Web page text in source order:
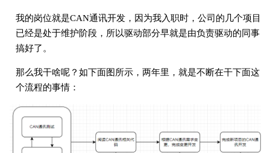
我的岗位就是CAN通讯开发，因为我入职时，公司的几个项目
已经是处于维护阶段，所以驱动部分早就是由负责驱动的同事
搞好了。
那么我干啥呢？如下面图所示，两年里，就是不断在干下面这
个流程的事情：